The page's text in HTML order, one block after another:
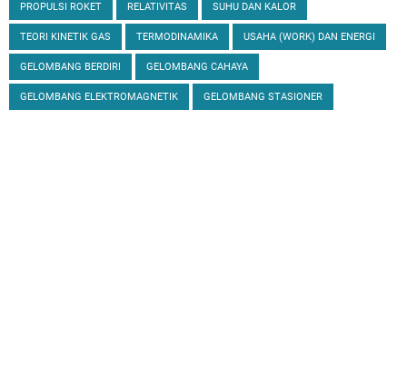
PROPULSI ROKET RELATIVITAS SUHU DAN KALOR
TEORI KINETIK GAS TERMODINAMIKA USAHA (WORK) DAN ENERGI
GELOMBANG BERDIRI GELOMBANG CAHAYA
GELOMBANG ELEKTROMAGNETIK GELOMBANG STASIONER